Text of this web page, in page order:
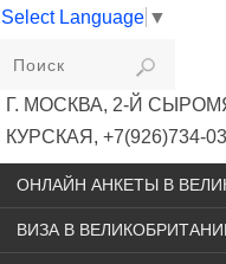
Select Language ▼
VIKIVISA
Г. МОСКВА, 2-Й
КУРСКАЯ, +7(926)734-
VISA@VIKIVISA.RU
ОНЛАЙН АНКЕТЫ В
ВИЗА В